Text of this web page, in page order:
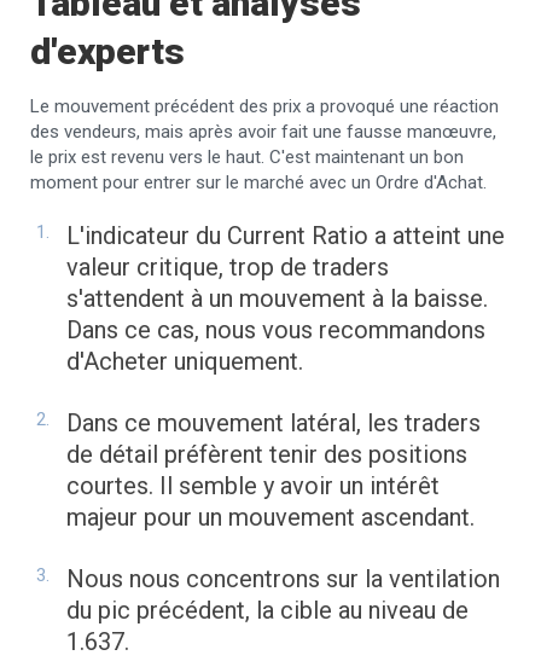
d'experts
Le mouvement précédent des prix a provoqué une réaction
des vendeurs, mais après avoir fait une fausse manœuvre,
le prix est revenu vers le haut. C'est maintenant un bon
moment pour entrer sur le marché avec un Ordre d'Achat.
L'indicateur du Current Ratio a atteint une
valeur critique, trop de traders
s'attendent à un mouvement à la baisse.
Dans ce cas, nous vous recommandons
d'Acheter uniquement.
Dans ce mouvement latéral, les traders
de détail préfèrent tenir des positions
courtes. Il semble y avoir un intérêt
majeur pour un mouvement ascendant.
Nous nous concentrons sur la ventilation
du pic précédent, la cible au niveau de
1.637.